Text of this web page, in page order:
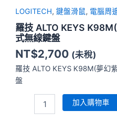
LOGITECH,鍵盤滑鼠, 電腦周
羅技 ALTO KEYS
式無線鍵盤
NT$2,700 (未稅)
羅技 ALTO KEYS K98M(夢幻
盤
加入購物車